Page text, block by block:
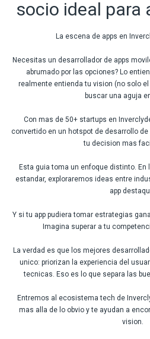
socio ideal para
La escena de apps en
Necesitas un desarrollador de apps
abrumado por las opciones? Lo
realmente entienda tu vision (no solo
buscar una aguja
Con mas de 50+ startups en
convertido en un hotspot de desarrollo
tu decision mas
Esta guia toma un enfoque distinto.
estandar, exploraremos ideas entre
app
Y si tu app pudiera tomar estrategias
Imagina superar a tu
La verdad es que los mejores
unico: priorizan la experiencia del
tecnicas. Eso es lo que separa las
Entremos al ecosistema tech de
mas alla de lo obvio y te ayudan a
vision.